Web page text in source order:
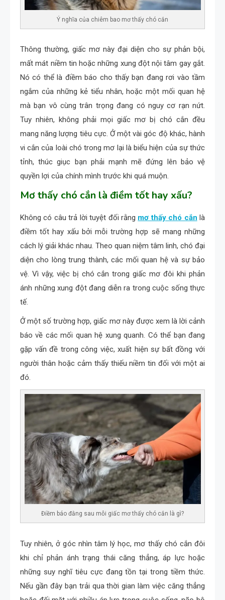
Ý nghĩa của chiêm bao mơ thấy chó cắn
Thông thường, giấc mơ này đại diện cho sự phản bội,
mất mát niềm tin hoặc những xung đột nội tâm gay gắt.
Nó có thể là điềm báo cho thấy bạn đang rơi vào tầm
ngắm của những kẻ tiểu nhân, hoặc một mối quan hệ
mà bạn vô cùng trân trọng đang có nguy cơ rạn nứt.
Tuy nhiên, không phải mọi giấc mơ bị chó cắn đều
mang năng lượng tiêu cực. Ở một vài góc độ khác, hành
vi cắn của loài chó trong mơ lại là biểu hiện của sự thức
tỉnh, thúc giục bạn phải mạnh mẽ đứng lên bảo vệ
quyền lợi của chính mình trước khi quá muộn.
Mơ thấy chó cắn là điềm tốt hay xấu?
Không có câu trả lời tuyệt đối rằng mơ thấy chó cắn là
điềm tốt hay xấu bởi mỗi trường hợp sẽ mang những
cách lý giải khác nhau. Theo quan niệm tâm linh, chó đại
diện cho lòng trung thành, các mối quan hệ và sự bảo
vệ. Vì vậy, việc bị chó cắn trong giấc mơ đôi khi phản
ánh những xung đột đang diễn ra trong cuộc sống thực
tế.
Ở một số trường hợp, giấc mơ này được xem là lời cảnh
báo về các mối quan hệ xung quanh. Có thể bạn đang
gặp vấn đề trong công việc, xuất hiện sự bất đồng với
người thân hoặc cảm thấy thiếu niềm tin đối với một ai
đó.
Điềm báo đằng sau mỗi giấc mơ thấy chó cắn là gì?
Tuy nhiên, ở góc nhìn tâm lý học, mơ thấy chó cắn đôi
khi chỉ phản ánh trạng thái căng thẳng, áp lực hoặc
những suy nghĩ tiêu cực đang tồn tại trong tiềm thức.
Nếu gần đây bạn trải qua thời gian làm việc căng thẳng